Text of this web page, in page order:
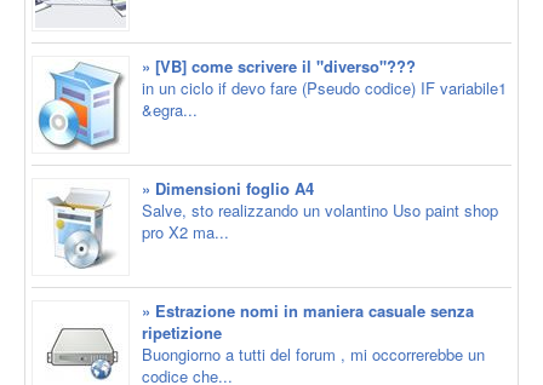
» [VB] come scrivere il "diverso"???
in un ciclo if devo fare (Pseudo codice) IF variabile1
&egra...
» Dimensioni foglio A4
Salve, sto realizzando un volantino Uso paint shop
pro X2 ma...
» Estrazione nomi in maniera casuale senza
ripetizione
Buongiorno a tutti del forum , mi occorrerebbe un
codice che...